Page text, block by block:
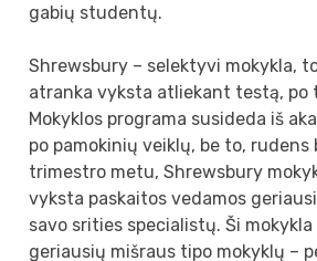
gabių studentų.
Shrewsbury – selektyvi mokykla,
atranka vyksta atliekant testą, po
Mokyklos programa susideda iš
po pamokinių veiklų, be to, rudens
trimestro metu, Shrewsbury
vyksta paskaitos vedamos
savo srities specialistų. Ši mokykla
geriausių mišraus tipo mokyklų –